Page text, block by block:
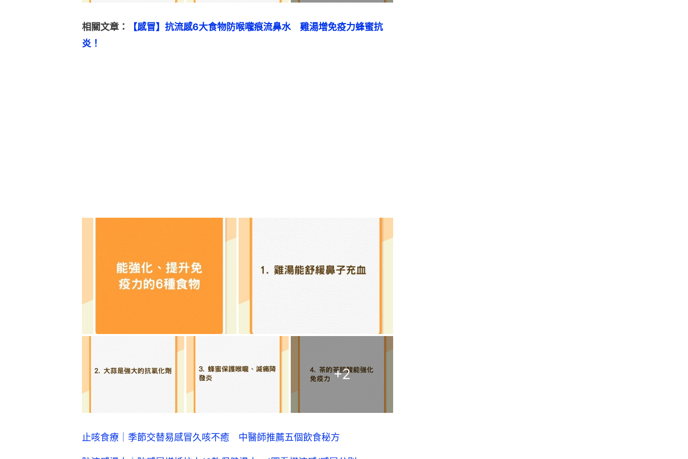
相關文章：
【感冒】抗流感6大食物防喉嚨痕流鼻水　雞湯增免疫力蜂蜜抗
炎！
+2
止咳食療｜季節交替易感冒久咳不癒 中醫師推薦五個飲食秘方